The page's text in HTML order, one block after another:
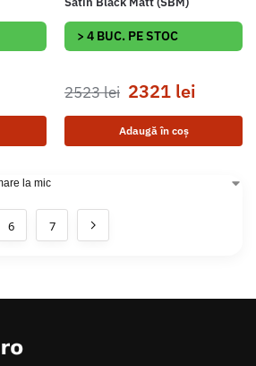
> 4 BUC. PE STOC
2523lei 2321 lei
Adaugă în coș
6 7